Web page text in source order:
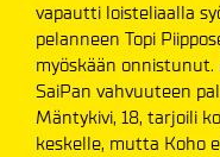
vapautti loisteliaalla
pelanneen Topi
myöskään
SaiPan vahvuuteen
Mäntykivi, 18, tarjoili
keskelle, mutta Koho